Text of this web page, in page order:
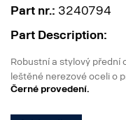
Part nr.: 3240794
Part Description:
Robustní a stylový přední
leštěné nerezové oceli o
Černé provedení.
Rám je konstruován tak,